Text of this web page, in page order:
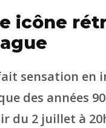
icône
sensation en
des années
2 juillet à